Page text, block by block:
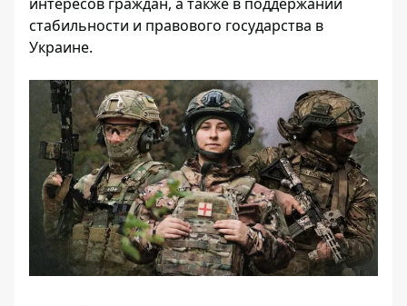
стабильности и правового государства в
Украине.